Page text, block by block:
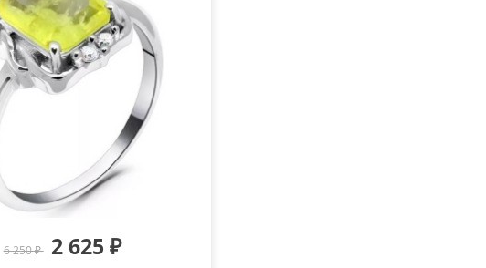
6 250 ₽ 2 625 ₽